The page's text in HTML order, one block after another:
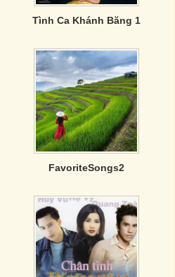
Tình Ca Khánh Băng 1
FavoriteSongs2